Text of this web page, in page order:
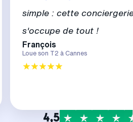
simple : cette
s'occupe de tout !
François
Loue son T2 à Cannes
4,5